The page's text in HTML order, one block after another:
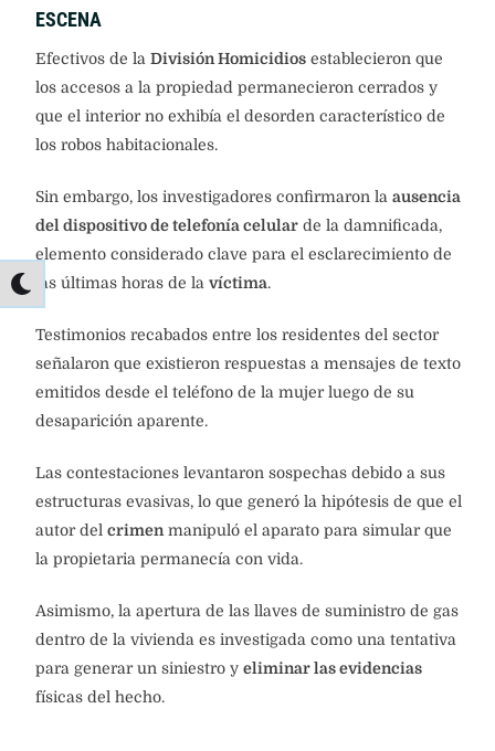
ESCENA
Efectivos de la División Homicidios establecieron que
los accesos a la propiedad permanecieron cerrados y
que el interior no exhibía el desorden característico de
los robos habitacionales.
Sin embargo, los investigadores confirmaron la ausencia
del dispositivo de telefonía celular de la damnificada,
elemento considerado clave para el esclarecimiento de
las últimas horas de la víctima.
Testimonios recabados entre los residentes del sector
señalaron que existieron respuestas a mensajes de texto
emitidos desde el teléfono de la mujer luego de su
desaparición aparente.
Las contestaciones levantaron sospechas debido a sus
estructuras evasivas, lo que generó la hipótesis de que el
autor del crimenmanipuló el aparato para simular que
la propietaria permanecía con vida.
Asimismo, la apertura de las llaves de suministro de gas
dentro de la vivienda es investigada como una tentativa
para generar un siniestro y eliminar las evidencias
físicas del hecho.